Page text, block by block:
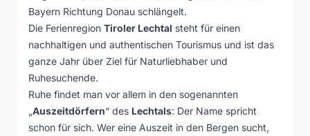
Bayern Richtung Donau schlängelt.
Die Ferienregion Tiroler Lechtal steht für einen
nachhaltigen und authentischen Tourismus und ist das
ganze Jahr über Ziel für Naturliebhaber und
Ruhesuchende.
Ruhe findet man vor allem in den sogenannten
„Auszeitdörfern“ des Lechtals: Der Name spricht
schon für sich. Wer eine Auszeit in den Bergen sucht,